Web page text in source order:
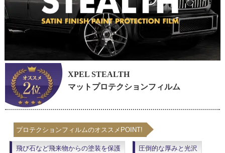
XPEL STEALTH
マットプロテクションフィルム
プロテクションフィルムのオススメPOINT!
飛び石など飛来物からの塗装を保護 圧倒的な厚みと光沢